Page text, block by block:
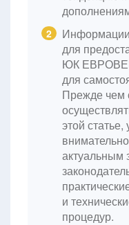
2
для
ЮК
для
Прежде чем
этой статье,
актуальным
и
процедур.